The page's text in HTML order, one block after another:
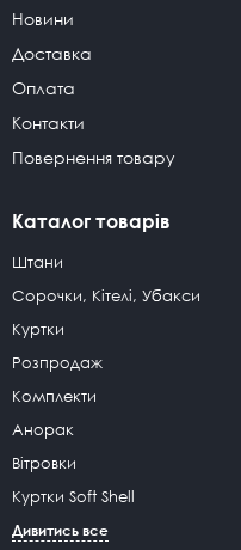
Новини
Доставка
Оплата
Контакти
Повернення товару
Каталог товарів
Штани
Сорочки, Кітелі, Убакси
Куртки
Розпродаж
Комплекти
Анорак
Вітровки
Куртки Soft Shell
Дивитись все